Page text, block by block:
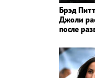
Брэд
Джоли
после